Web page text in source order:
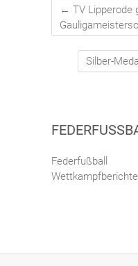
← TV Lipperode
Silber-
Federfußball
Wettkampfberichte